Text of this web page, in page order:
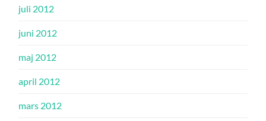
juli 2012
juni 2012
maj 2012
april 2012
mars 2012